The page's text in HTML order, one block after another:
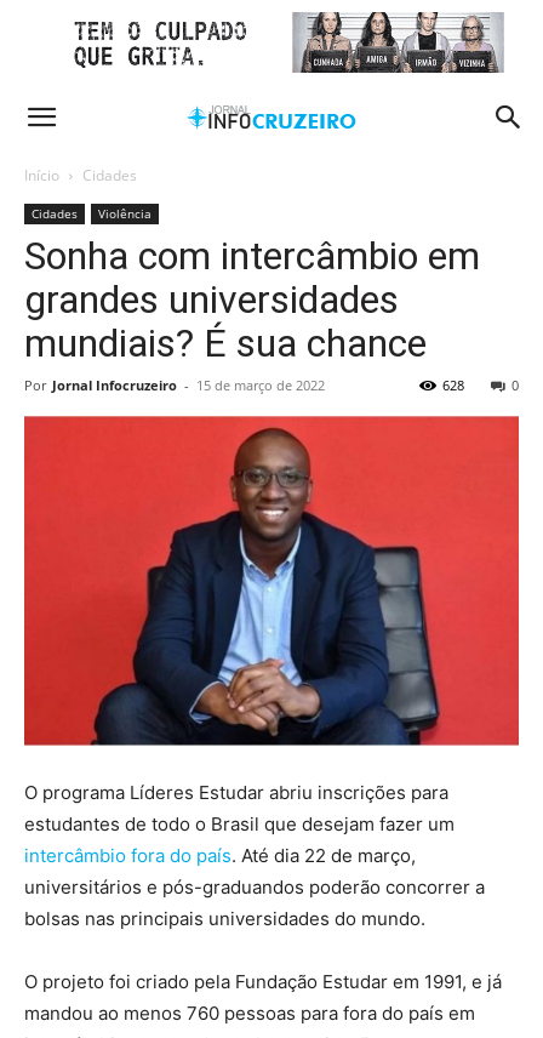
Início Cidades
Cidades Violência
Sonha com intercâmbio em
grandes universidades
mundiais? É sua chance
Por Jornal Infocruzeiro - 15 de março de 2022 0
628
O programa Líderes Estudar abriu inscrições para
estudantes de todo o Brasil que desejam fazer um
intercâmbio fora do país. Até dia 22 de março,
universitários e pós-graduandos poderão concorrer a
bolsas nas principais universidades do mundo.
O projeto foi criado pela Fundação Estudar em 1991, e já
mandou ao menos 760 pessoas para fora do país em